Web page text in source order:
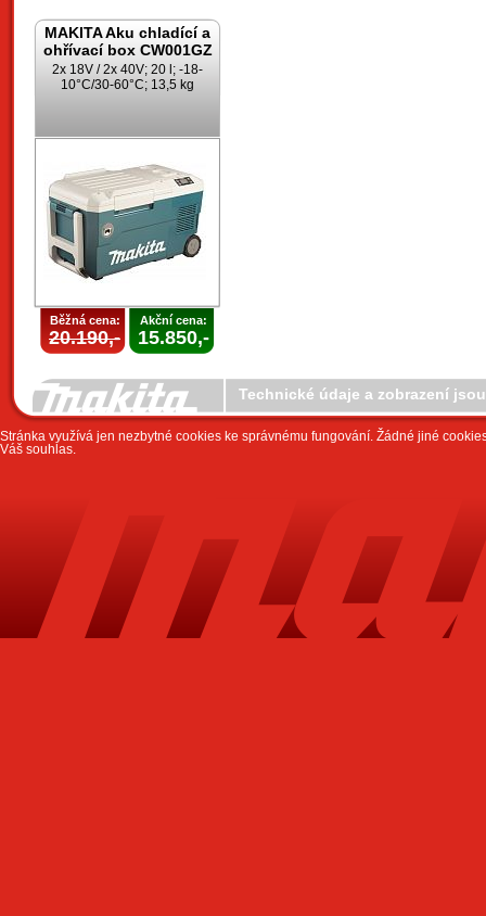
MAKITA Aku chladící a
ohřívací box CW001GZ
2x 18V / 2x 40V; 20 l; -18-
10°C/30-60°C; 13,5 kg
Běžná cena:
20.190,-
Akční cena:
15.850,-
Technické údaje a zobrazení
Stránka využívá jen nezbytné cookies ke správnému fungování. Žádné jiné
Váš souhlas.